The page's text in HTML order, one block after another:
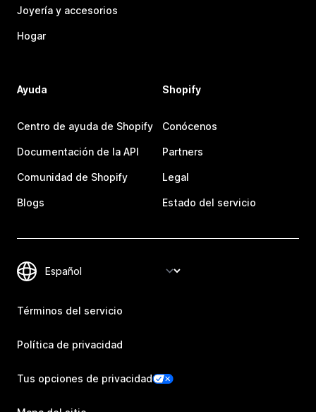
Joyería y accesorios
Hogar
Ayuda
Centro de ayuda de Shopify
Documentación de la API
Comunidad de Shopify
Blogs
Shopify
Conócenos
Partners
Legal
Estado del servicio
Términos del servicio
Política de privacidad
Tus opciones de privacidad